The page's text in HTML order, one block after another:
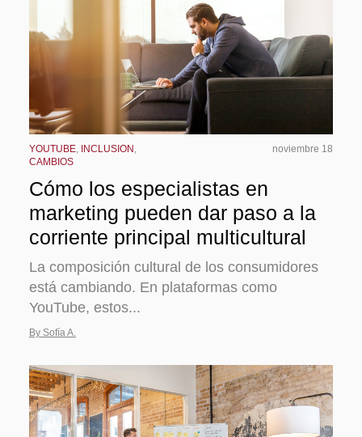
YOUTUBE, INCLUSION,
CAMBIOS
noviembre 18
Cómo los especialistas en
marketing pueden dar paso a la
corriente principal multicultural
La composición cultural de los consumidores
está cambiando. En plataformas como
YouTube, estos...
By Sofía A.